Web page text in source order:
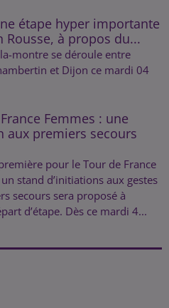
étape hyper importante
Rousse, à propos du...
montre se déroule entre
et Dijon ce mardi 04
Femmes : une
aux premiers secours
pour le Tour de France
stand d’initiations aux gestes
secours sera proposé à
d’étape. Dès ce mardi 4...